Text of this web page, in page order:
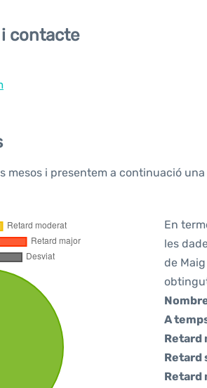
contacte
mesos i presentem a continuació
En
les
de
A
Retard
Retard
Retard